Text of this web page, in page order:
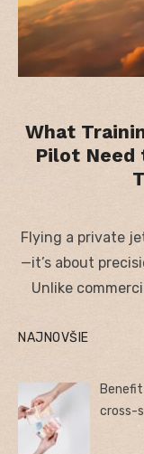
What
Pilot Need
Flying a private
—it’s about
Unlike
NAJNOVŠIE
cross-